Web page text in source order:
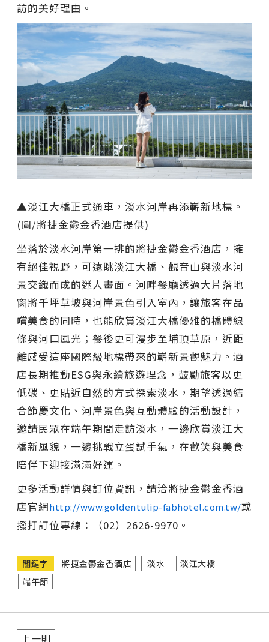
訪的美好理由。
▲淡江大橋正式通車，淡水河岸再添嶄新地標。
(圖/將捷金鬱金香酒店提供)
坐落於淡水河岸第一排的將捷金鬱金香酒店，擁
有絕佳視野，可遠眺淡江大橋、觀音山與淡水河
景交織而成的迷人畫面。河畔餐廳透過大片落地
窗將千坪草坡與河岸景色引入室內，讓旅客在品
嚐美食的同時，也能欣賞淡江大橋優雅的橋體線
條與河口風光；餐後更可漫步至埔頂草原，近距
離感受這座國際級地標帶來的嶄新景觀魅力。酒
店長期推動ESG與永續旅遊理念，鼓勵旅客以更
低碳、更貼近自然的方式探索淡水，期望透過結
合節慶文化、河岸景色與互動體驗的活動設計，
邀請民眾在端午期間走訪淡水，一邊欣賞淡江大
橋新風貌，一邊挑戰立蛋試手氣，在歡笑與美食
陪伴下迎接滿滿好運。
更多活動詳情與訂位資訊，請洽將捷金鬱金香酒
店官網http://www.goldentulip-fabhotel.com.tw/或
撥打訂位專線：（02）2626-9970。
關鍵字 將捷金鬱金香酒店 淡水
淡江大橋
端午節
上一則